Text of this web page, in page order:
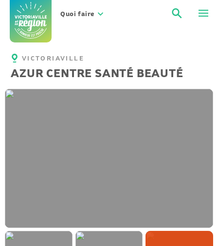
contenu
Quoi faire
VICTORIAVILLE
AZUR CENTRE SANTÉ BEAUTÉ